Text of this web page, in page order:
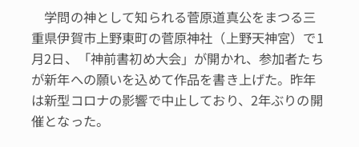
学問の神として知られる菅原道真公をまつる三
重県伊賀市上野東町の菅原神社（上野天神宮）で1
月2日、「神前書初め大会」が開かれ、参加者たち
が新年への願いを込めて作品を書き上げた。昨年
は新型コロナの影響で中止しており、2年ぶりの開
催となった。